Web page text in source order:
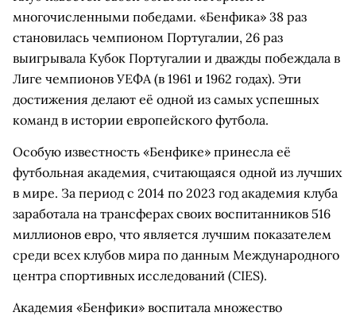
многочисленными победами. «Бенфика» 38 раз
становилась чемпионом Португалии, 26 раз
выигрывала Кубок Португалии и дважды побеждала в
Лиге чемпионов УЕФА (в 1961 и 1962 годах). Эти
достижения делают её одной из самых успешных
команд в истории европейского футбола.
Особую известность «Бенфике» принесла её
футбольная академия, считающаяся одной из лучших
в мире. За период с 2014 по 2023 год академия клуба
заработала на трансферах своих воспитанников 516
миллионов евро, что является лучшим показателем
среди всех клубов мира по данным Международного
центра спортивных исследований (CIES).
Академия «Бенфики» воспитала множество